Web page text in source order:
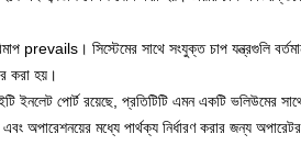
prevails। সিস্টেমের সাথে সংযুক্ত চাপ যন্ত্রগুলি
করা হয়।
ইনলেট পোর্ট রয়েছে, প্রতিটিটি এমন একটি ভলিউমের
অপারেশনয়ের মধ্যে পার্থক্য নির্ধারণ করার জন্য